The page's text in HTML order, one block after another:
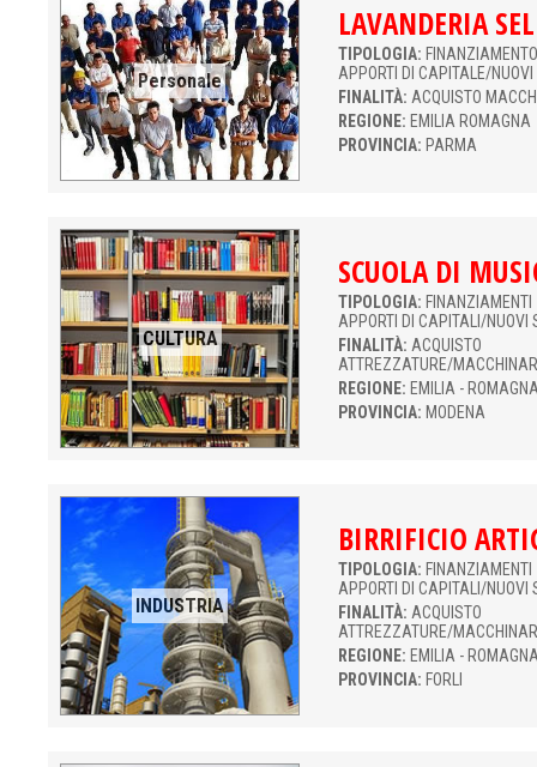
Personale
LAVANDERIA
TIPOLOGIA:
APPORTI DI CAPITALE/NUOVI
FINALITÀ: ACQUISTO
REGIONE: EMILIA ROMAGNA
PROVINCIA: PARMA
CULTURA
SCUOLA DI
TIPOLOGIA:
APPORTI DI CAPITALI/NUOVI
FINALITÀ: ACQUISTO
ATTREZZATURE/
REGIONE: EMILIA -
PROVINCIA: MODENA
INDUSTRIA
BIRRIFICIO
TIPOLOGIA:
APPORTI DI CAPITALI/NUOVI
FINALITÀ: ACQUISTO
ATTREZZATURE/
REGIONE: EMILIA -
PROVINCIA: FORLI